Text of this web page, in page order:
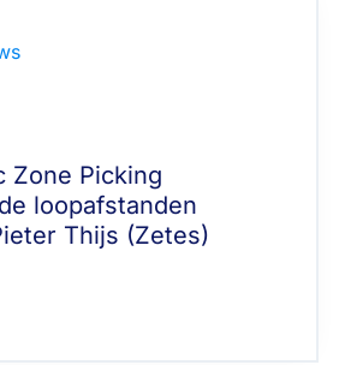
Zone Picking
loopafstanden
Thijs (Zetes)